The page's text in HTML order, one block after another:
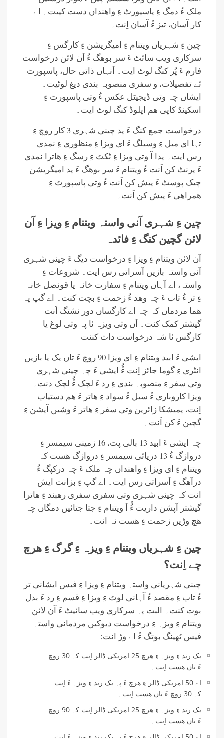
ملک ءُ دمگ ءِ پاسپورٹ ءِ واھنداں دست کپیت۔ اے
کار آسان، تیز ءُ آسان اِنت۔
چین ءِ شہریاں ویتنام ءِ امیگریشن ءِ کارگس ءِ
سرکاری ویب سائٹ ءَ سر بوھگ ءُ آن لائن درخواست
فارم ءَ پُر کنگ لوٹ ایت۔ آنہاں ذاتی حال، پاسپورٹ
ئے تفصیلات، و سفری منصوبہ بندی دیغ لوٹیت۔
ایشاں چہ وتی ڈیجیٹل عکس ءُ وتی پاسپورٹ ءِ
اسکینڈ کاپی ھم اپلوڈ کنگ لوٹ ایت۔
درخواست جمع کنگ ءَ پد چینی شہری 3 کار روچ ءِ
تہا ای میل ءِ وسیلگ ءَ ای ویزا ءِ منظوری ءِ نمدی
رس ایت۔ پدا آ وتی ویزا ءِ ٹکٹ ءِ رسگ ءِ ھاترا نمدی
ءَ پرنٹ کن اَنت ءُ ویتنام ءَ سر بوھگ ءَ پد امیگریشن
چیک پوسٹ ءَ پیش کن اَنت ءُ وتی پاسپورٹ ءِ
ھمراھی ءَ پیش کن اَنت۔
چین ءِ شہری آنی واستہ ویتنام ءِ ویزا ءِ آن
لائن گچین کنگ ءِ فائدہ
آن لائن ویتنام ءِ ویزا ءِ درخواست دیگ ءَ چینی شہری
آنی واستہ بازیں آسراتی رس ایت۔ شروعات ءِ
واستہ، اے آہاں ویتنام ءِ سفارت خانہ یا قونصل خانہ
ءِ تر ءُ تاب ءَ چہ وھد ءُ زحمت ءِ بچت کنت۔ اے گپ پہ
ھما مردماں کہ چہ اے کارگساں دور نشتگ اَنت
گیشتر کمک کنت۔ آں وثی ویزہ ئا پہ وثی لوغ یا
کارگس ئا شہ درخواست داث کننت
ایشی ءَ ابید ویتنام ءِ ای ویزا 90 روچ ءَ تاں یک یا بازیں
انٹری ءِ گوما جائز اِنت ءُُ ایشی ءَ چہ چینی شہری
وتی سفر ءِ منصوبہ بندی ءِ رد ءَ لچک ءُُ لچک دنت۔
ویزا کاروباری ءُ سیل ءُ سواد ءِ ھاتر ءَ ھم دستیاب
اِنت، پمیشکا زائرین وتی سفر ءِ ھاتر ءَ وشیں آپشن ءِ
گچین ءَ کن اَنت۔
چہ ایشی ءَ ابید 13 بالی پٹ، 16 زمینی سیمسر ءِ
دروازگ ءُ 13 دریائی سیمسر ءِ دروازگ ھست کہ
ویتنام ءِ ای ویزا ءِ واھنداں چہ ملک ءَ چہ درکپگ ءُ
درآھگ ءِ آسراتی رس ایت۔ اے گپ ءِ بزانت ایش
انت کہ چینی شہری وتی سفری سفری رھبند ءِ ھاترا
گیشتر آپشن داریت ءُُ آ ویتنام ءِ جتا جتائیں دمگاں چہ
ھچ وڑیں زحمت ءِ ھست نہ انت۔
چین ءِ شہریاں ویتنام ءِ ویزہ ءِ گرگ ءِ ھرچ
چے اِنت؟
چینی شہریانی واستہ ویتنام ءِ ویزا ءِ فیس ایشانی تر
ءُ تاب ءِ مقصد ءُ آہانی لوٹ ءِ ویزا ءِ قسم ءِ رد ءَ بدل
بوت کنت۔ البت پہ سرکاری ویب سائیٹ ءَ آن لائن
ویتنام ءِ ویزہ ءِ درخواست دیوکیں مردمانی واستہ
فیس ٹھینگ بوتگ ءُ اے وڑ انت:
یک رند ءِ ویزہ ءِ ھرچ 25 امریکی ڈالر اِنت کہ 30 روچ
ءَ تاں ھست اِنت۔
اے 50 امریکی ڈالر ءِ ھرچ ءَ پہ یک رند ءِ ویزہ ءَ اِنت
کہ 30 روچ ءَ تاں ھست اِنت۔
یک رند ءِ ویزہ ءِ ھرچ 25 امریکی ڈالر اِنت کہ 90 روچ
ءَ تاں ھست اِنت۔